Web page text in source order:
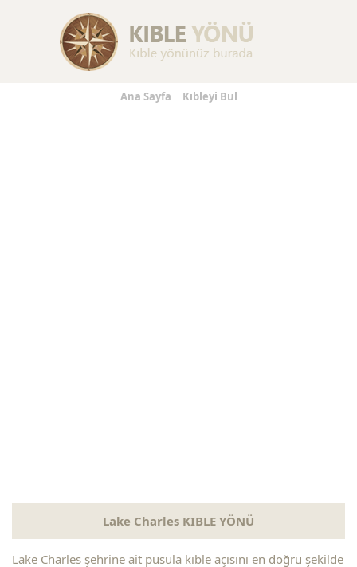
Replica Handbags
Ana Sayfa Kıbleyi Bul
Lake Charles KIBLE YÖNÜ
Lake Charles şehrine ait pusula kıble açısını en doğru şekilde